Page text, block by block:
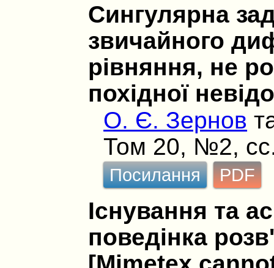
Сингулярна
звичайного
рівняння, не
похідної
О. Є. Зернов
Том 20, №2,
Посилання PDF
Існування та
поведінка